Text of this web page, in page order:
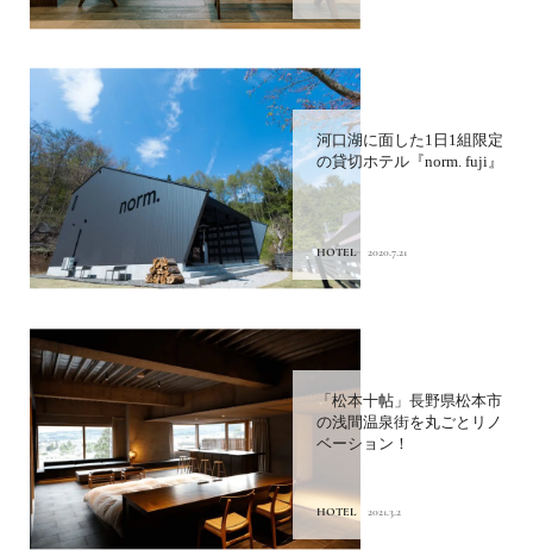
河口湖に面した1日1組限定
の貸切ホテル『norm. fuji』
HOTEL 2020.7.21
「松本十帖」長野県松本市
の浅間温泉街を丸ごとリノ
ベーション！
HOTEL 2021.3.2